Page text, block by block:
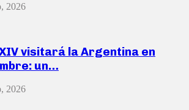
2026
visitará la Argentina en
un…
2026